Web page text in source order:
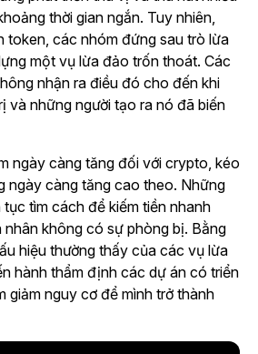
thời gian ngắn. Tuy nhiên,
token, các nhóm đứng sau trò lừa
một vụ lừa đảo trốn thoát. Các
nhận ra điều đó cho đến khi
và những người tạo ra nó đã biến
ngày càng tăng đối với crypto, kéo
ngày càng tăng cao theo. Những
tìm cách để kiếm tiền nhanh
không có sự phòng bị. Bằng
hiệu thường thấy của các vụ lừa
hành thẩm định các dự án có triển
giảm nguy cơ để mình trở thành